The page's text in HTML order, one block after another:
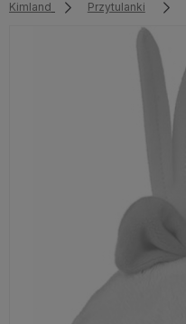
Kimland Przytulanki